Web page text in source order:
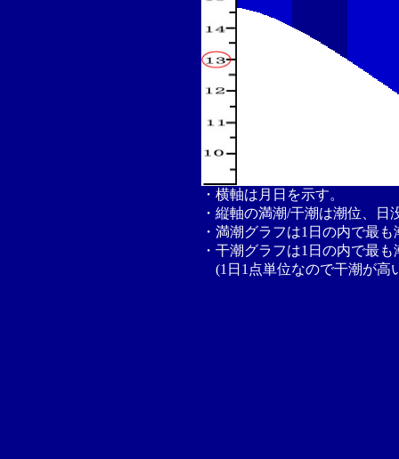
・横軸は月日を示す。
・縦軸の満潮/干潮は潮位、
・満潮グラフは1日の内で最
・干潮グラフは1日の内で最
(1日1点単位なので干潮が高